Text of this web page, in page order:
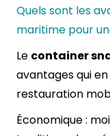
Quels sont les
maritime pour
Le container
avantages qui
restauration
Économique :